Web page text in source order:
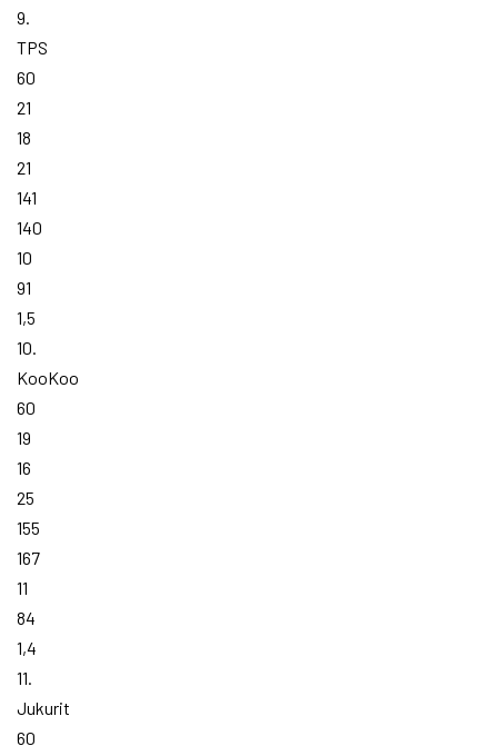
9.
TPS
60
21
18
21
141
140
10
91
1,5
10.
KooKoo
60
19
16
25
155
167
11
84
1,4
11.
Jukurit
60